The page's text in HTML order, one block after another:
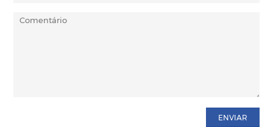
ENVIAR